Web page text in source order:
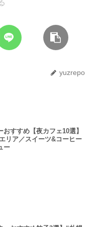
yuzrepo
おすすめ【夜カフェ10選】
リア／スイーツ&コーヒー
ー